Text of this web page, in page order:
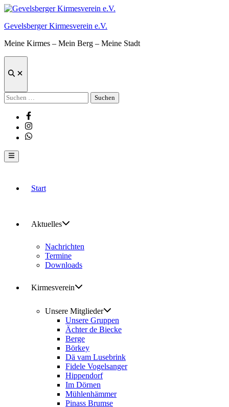
Zum
springen
Gevelsberger Kirmesverein e.V.
Meine Kirmes – Mein Berg – Meine Stadt
Suche
Suchen
nach:
Facebook
Instagram
Whatsapp
Hauptmenü
Start
Aktuelles
Nachrichten
Termine
Downloads
Kirmesverein
Unsere Mitglieder
Unsere Gruppen
Ächter de Biecke
Berge
Börkey
Dä vam Lusebrink
Fidele Vogelsanger
Hippendorf
Im Dörnen
Mühlenhämmer
Pinass Brumse